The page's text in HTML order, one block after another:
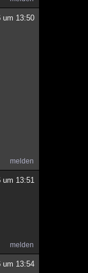
um 13:50
melden
um 13:51
melden
um 13:54